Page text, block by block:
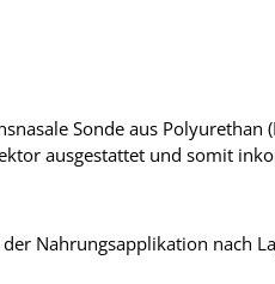
Sonde aus
ausgestattet und somit
Nahrungsapplikation nach